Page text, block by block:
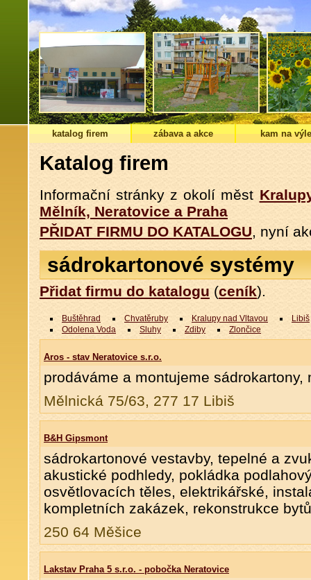
katalog firem zábava a akce kam na
Katalog firem
Informační stránky z okolí měst
Mělník, Neratovice a Praha
PŘIDAT FIRMU DO KATALOGU, nyní
sádrokartonové systémy
Přidat firmu do katalogu (ceník).
Buštěhrad Chvatěruby Kralupy nad Vltavou
Libiš
Odolena Voda
Sluhy Zdiby Zlončice
Aros - stav Neratovice s.r.o.
prodáváme a montujeme sádrokartony,
Mělnická 75/63, 277 17 Libiš
B&H Gipsmont
sádrokartonové vestavby, tepelné a
akustické podhledy, pokládka
osvětlovacích těles, elektrikářské,
kompletních zakázek, rekonstrukce
250 64 Měšice
Lakstav Praha 5 s.r.o. - pobočka Neratovice